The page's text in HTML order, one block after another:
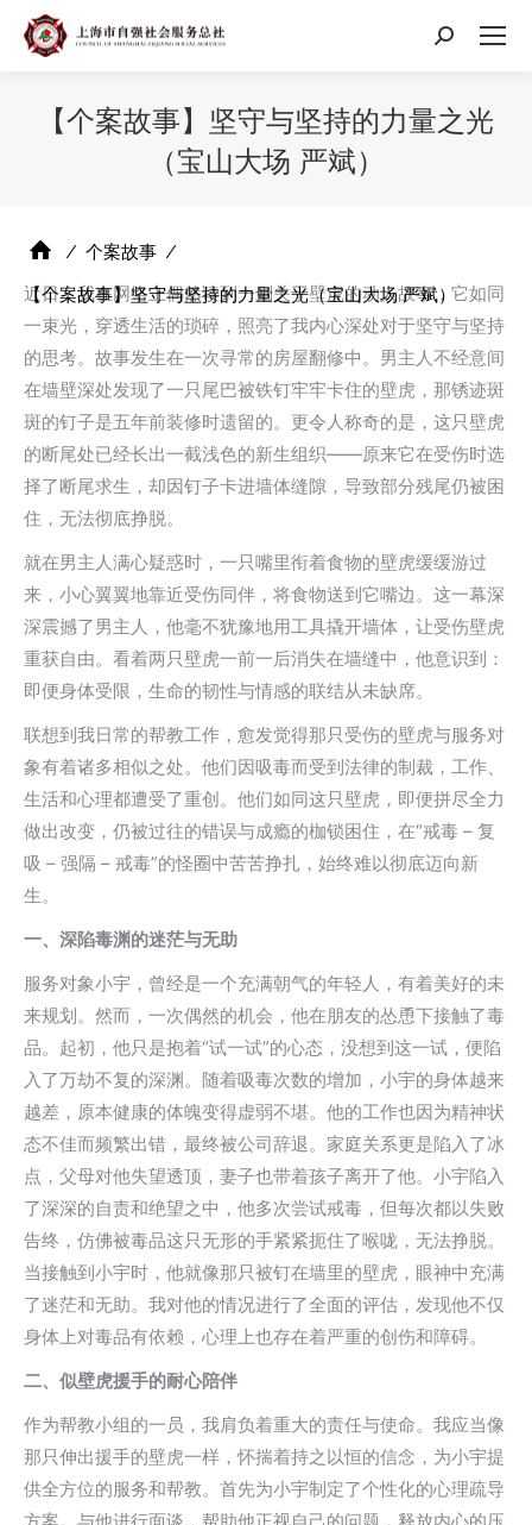
搜
【个案故事】坚守与坚持的力量之光
（宝山大场 严斌）
⁄ 个案故事 ⁄
【个案故事】坚守与坚持的力量之光（宝山大场 严斌）
近日，我在网络上偶然读到一则关于壁虎的动人故事，它如同
一束光，穿透生活的琐碎，照亮了我内心深处对于坚守与坚持
的思考。故事发生在一次寻常的房屋翻修中。男主人不经意间
在墙壁深处发现了一只尾巴被铁钉牢牢卡住的壁虎，那锈迹斑
斑的钉子是五年前装修时遗留的。更令人称奇的是，这只壁虎
的断尾处已经长出一截浅色的新生组织——原来它在受伤时选
择了断尾求生，却因钉子卡进墙体缝隙，导致部分残尾仍被困
住，无法彻底挣脱。
就在男主人满心疑惑时，一只嘴里衔着食物的壁虎缓缓游过
来，小心翼翼地靠近受伤同伴，将食物送到它嘴边。这一幕深
深震撼了男主人，他毫不犹豫地用工具撬开墙体，让受伤壁虎
重获自由。看着两只壁虎一前一后消失在墙缝中，他意识到：
即便身体受限，生命的韧性与情感的联结从未缺席。
联想到我日常的帮教工作，愈发觉得那只受伤的壁虎与服务对
象有着诸多相似之处。他们因吸毒而受到法律的制裁，工作、
生活和心理都遭受了重创。他们如同这只壁虎，即便拼尽全力
做出改变，仍被过往的错误与成瘾的枷锁困住，在“戒毒 – 复
吸 – 强隔 – 戒毒”的怪圈中苦苦挣扎，始终难以彻底迈向新
生。
一、 深陷毒渊的迷茫与无助
服务对象小宇，曾经是一个充满朝气的年轻人，有着美好的未
来规划。然而，一次偶然的机会，他在朋友的怂恿下接触了毒
品。起初，他只是抱着“试一试”的心态，没想到这一试，便陷
入了万劫不复的深渊。随着吸毒次数的增加，小宇的身体越来
越差，原本健康的体魄变得虚弱不堪。他的工作也因为精神状
态不佳而频繁出错，最终被公司辞退。家庭关系更是陷入了冰
点，父母对他失望透顶，妻子也带着孩子离开了他。小宇陷入
了深深的自责和绝望之中，他多次尝试戒毒，但每次都以失败
告终，仿佛被毒品这只无形的手紧紧扼住了喉咙，无法挣脱。
当接触到小宇时，他就像那只被钉在墙里的壁虎，眼神中充满
了迷茫和无助。我对他的情况进行了全面的评估，发现他不仅
身体上对毒品有依赖，心理上也存在着严重的创伤和障碍。
二、 似壁虎援手的耐心陪伴
作为帮教小组的一员，我肩负着重大的责任与使命。我应当像
那只伸出援手的壁虎一样，怀揣着持之以恒的信念，为小宇提
供全方位的服务和帮教。首先为小宇制定了个性化的心理疏导